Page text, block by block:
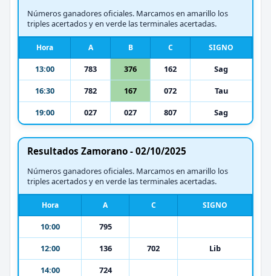
Números ganadores oficiales. Marcamos en amarillo los
triples acertados y en verde las terminales acertadas.
Hora A B C SIGNO
13:00 783 376 162
Sag
16:30
782 167 072
Tau
19:00
027 027 807 Sag
Resultados Zamorano - 02/10/2025
Números ganadores oficiales. Marcamos en amarillo los
triples acertados y en verde las terminales acertadas.
Hora A C SIGNO
10:00
795
12:00
136 702
Lib
14:00
724